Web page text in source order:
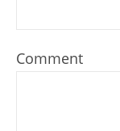
Comment